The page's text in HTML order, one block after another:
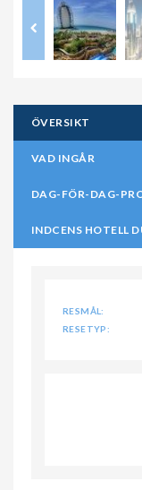
ÖVERSIKT
VAD INGÅR
DAG-FÖR-DAG-
INDCENS HOTELL
RESMÅL:
RESETYP: